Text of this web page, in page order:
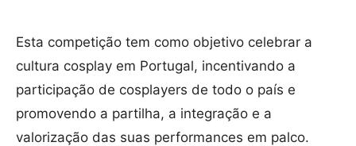
Esta competição tem como objetivo celebrar a
cultura cosplay em Portugal, incentivando a
participação de cosplayers de todo o país e
promovendo a partilha, a integração e a
valorização das suas performances em palco.